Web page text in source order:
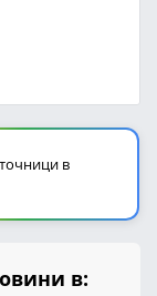
в
в: